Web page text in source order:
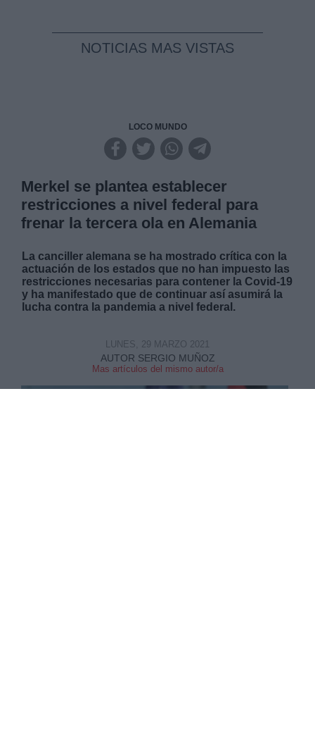
NOTICIAS MAS VISTAS
LOCO MUNDO
Merkel se plantea establecer
restricciones a nivel federal para
frenar la tercera ola en Alemania
La canciller alemana se ha mostrado crítica con la
actuación de los estados que no han impuesto las
restricciones necesarias para contener la Covid-19
y ha manifestado que de continuar así asumirá la
lucha contra la pandemia a nivel federal.
AUTOR SERGIO MUÑOZ
Mas artículos del mismo autor/a
LUNES, 29 MARZO 2021